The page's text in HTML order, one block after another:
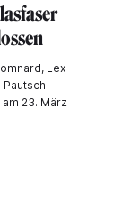
Lex
Pautsch
23. März